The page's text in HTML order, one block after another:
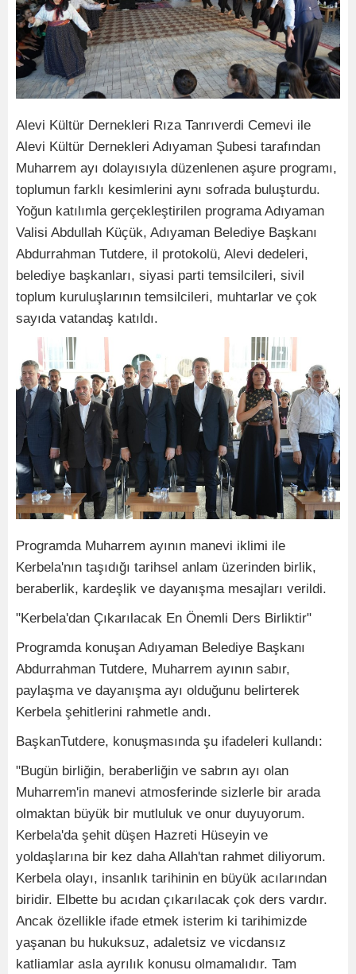
Alevi Kültür Dernekleri Rıza Tanrıverdi Cemevi ile
Alevi Kültür Dernekleri Adıyaman Şubesi tarafından
Muharrem ayı dolayısıyla düzenlenen aşure programı,
toplumun farklı kesimlerini aynı sofrada buluşturdu.
Yoğun katılımla gerçekleştirilen programa Adıyaman
Valisi Abdullah Küçük, Adıyaman Belediye Başkanı
Abdurrahman Tutdere, il protokolü, Alevi dedeleri,
belediye başkanları, siyasi parti temsilcileri, sivil
toplum kuruluşlarının temsilcileri, muhtarlar ve çok
sayıda vatandaş katıldı.
Programda Muharrem ayının manevi iklimi ile
Kerbela'nın taşıdığı tarihsel anlam üzerinden birlik,
beraberlik, kardeşlik ve dayanışma mesajları verildi.
"Kerbela'dan Çıkarılacak En Önemli Ders Birliktir"
Programda konuşan Adıyaman Belediye Başkanı
Abdurrahman Tutdere, Muharrem ayının sabır,
paylaşma ve dayanışma ayı olduğunu belirterek
Kerbela şehitlerini rahmetle andı.
BaşkanTutdere, konuşmasında şu ifadeleri kullandı:
"Bugün birliğin, beraberliğin ve sabrın ayı olan
Muharrem'in manevi atmosferinde sizlerle bir arada
olmaktan büyük bir mutluluk ve onur duyuyorum.
Kerbela'da şehit düşen Hazreti Hüseyin ve
yoldaşlarına bir kez daha Allah'tan rahmet diliyorum.
Kerbela olayı, insanlık tarihinin en büyük acılarından
biridir. Elbette bu acıdan çıkarılacak çok ders vardır.
Ancak özellikle ifade etmek isterim ki tarihimizde
yaşanan bu hukuksuz, adaletsiz ve vicdansız
katliamlar asla ayrılık konusu olmamalıdır. Tam